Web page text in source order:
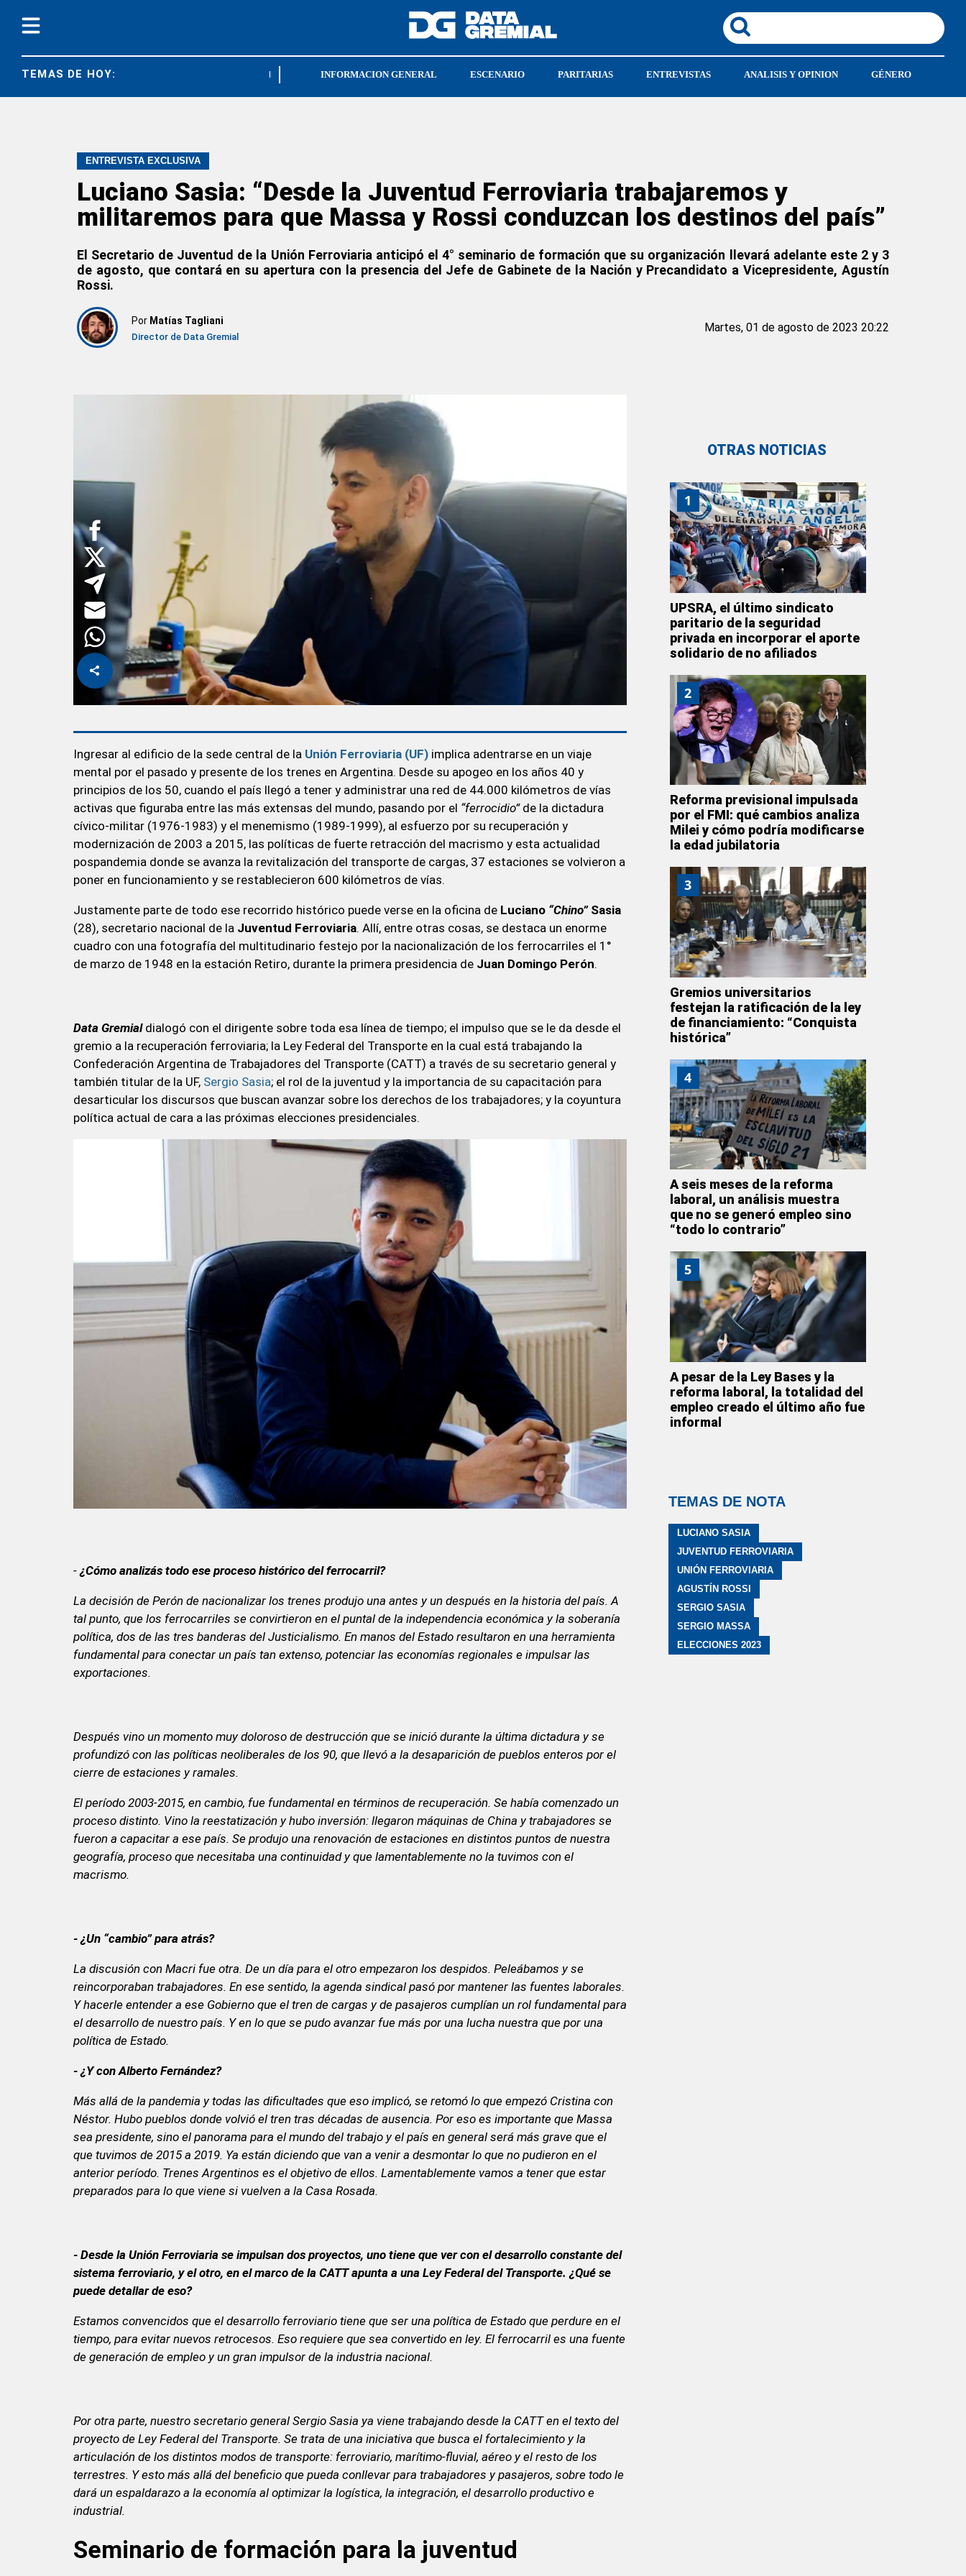
TEMAS DE HOY: FEDUN ATE NACIONAL
INFORMACION GENERAL ESCENARIO PARITARIAS ENTREVISTAS ANALISIS Y OPINION GÉNERO
ENTREVISTA EXCLUSIVA
Luciano Sasia: “Desde la Juventud Ferroviaria trabajaremos y
militaremos para que Massa y Rossi conduzcan los destinos del país”
El Secretario de Juventud de la Unión Ferroviaria anticipó el 4° seminario de formación que su organización llevará adelante este 2 y 3
de agosto, que contará en su apertura con la presencia del Jefe de Gabinete de la Nación y Precandidato a Vicepresidente, Agustín
Rossi.
Por Matías Tagliani
Director de Data Gremial
Martes, 01 de agosto de 2023 20:22
Ingresar al edificio de la sede central de la Unión Ferroviaria (UF) implica adentrarse en un viaje
mental por el pasado y presente de los trenes en Argentina. Desde su apogeo en los años 40 y
principios de los 50, cuando el país llegó a tener y administrar una red de 44.000 kilómetros de vías
activas que figuraba entre las más extensas del mundo, pasando por el “ferrocidio”de la dictadura
cívico-militar (1976-1983) y el menemismo (1989-1999), al esfuerzo por su recuperación y
modernización de 2003 a 2015, las políticas de fuerte retracción del macrismo y esta actualidad
pospandemia donde se avanza la revitalización del transporte de cargas, 37 estaciones se volvieron a
poner en funcionamiento y se restablecieron 600 kilómetros de vías.
Justamente parte de todo ese recorrido histórico puede verse en la oficina de Luciano “Chino”Sasia
(28), secretario nacional de la Juventud Ferroviaria. Allí, entre otras cosas, se destaca un enorme
cuadro con una fotografía del multitudinario festejo por la nacionalización de los ferrocarriles el 1°
de marzo de 1948 en la estación Retiro, durante la primera presidencia de Juan Domingo Perón.
Data Gremialdialogó con el dirigente sobre toda esa línea de tiempo; el impulso que se le da desde el
gremio a la recuperación ferroviaria; la Ley Federal del Transporte en la cual está trabajando la
Confederación Argentina de Trabajadores del Transporte (CATT) a través de su secretario general y
también titular de la UF, Sergio Sasia; el rol de la juventud y la importancia de su capacitación para
desarticular los discursos que buscan avanzar sobre los derechos de los trabajadores; y la coyuntura
política actual de cara a las próximas elecciones presidenciales.
-¿Cómo analizás todo ese proceso histórico del ferrocarril?
La decisión de Perón de nacionalizar los trenes produjo una antes y un después en la historia del país. A
tal punto, que los ferrocarriles se convirtieron en el puntal de la independencia económica y la soberanía
política, dos de las tres banderas del Justicialismo. En manos del Estado resultaron en una herramienta
fundamental para conectar un país tan extenso, potenciar las economías regionales e impulsar las
exportaciones.
Después vino un momento muy doloroso de destrucción que se inició durante la última dictadura y se
profundizó con las políticas neoliberales de los 90, que llevó a la desaparición de pueblos enteros por el
cierre de estaciones y ramales.
El período 2003-2015, en cambio, fue fundamental en términos de recuperación. Se había comenzado un
proceso distinto. Vino la reestatización y hubo inversión: llegaron máquinas de China y trabajadores se
fueron a capacitar a ese país. Se produjo una renovación de estaciones en distintos puntos de nuestra
geografía, proceso que necesitaba una continuidad y que lamentablemente no la tuvimos con el
macrismo.
- ¿Un “cambio” para atrás?
La discusión con Macri fue otra. De un día para el otro empezaron los despidos. Peleábamos y se
reincorporaban trabajadores. En ese sentido, la agenda sindical pasó por mantener las fuentes laborales.
Y hacerle entender a ese Gobierno que el tren de cargas y de pasajeros cumplían un rol fundamental para
el desarrollo de nuestro país. Y en lo que se pudo avanzar fue más por una lucha nuestra que por una
política de Estado.
- ¿Y con Alberto Fernández?
Más allá de la pandemia y todas las dificultades que eso implicó, se retomó lo que empezó Cristina con
Néstor. Hubo pueblos donde volvió el tren tras décadas de ausencia. Por eso es importante que Massa
sea presidente, sino el panorama para el mundo del trabajo y el país en general será más grave que el
que tuvimos de 2015 a 2019. Ya están diciendo que van a venir a desmontar lo que no pudieron en el
anterior período. Trenes Argentinos es el objetivo de ellos. Lamentablemente vamos a tener que estar
preparados para lo que viene si vuelven a la Casa Rosada.
- Desde la Unión Ferroviaria se impulsan dos proyectos, uno tiene que ver con el desarrollo constante del
sistema ferroviario, y el otro, en el marco de la CATT apunta a una Ley Federal del Transporte. ¿Qué se
puede detallar de eso?
Estamos convencidos que el desarrollo ferroviario tiene que ser una política de Estado que perdure en el
tiempo, para evitar nuevos retrocesos. Eso requiere que sea convertido en ley. El ferrocarril es una fuente
de generación de empleo y un gran impulsor de la industria nacional.
Por otra parte, nuestro secretario general Sergio Sasia ya viene trabajando desde la CATT en el texto del
proyecto de Ley Federal del Transporte. Se trata de una iniciativa que busca el fortalecimiento y la
articulación de los distintos modos de transporte: ferroviario, marítimo-fluvial, aéreo y el resto de los
terrestres. Y esto más allá del beneficio que pueda conllevar para trabajadores y pasajeros, sobre todo le
dará un espaldarazo a la economía al optimizar la logística, la integración, el desarrollo productivo e
industrial.
Seminario de formación para la juventud
OTRAS NOTICIAS
1
UPSRA, el último sindicato
paritario de la seguridad
privada en incorporar el aporte
solidario de no afiliados
2
Reforma previsional impulsada
por el FMI: qué cambios analiza
Milei y cómo podría modificarse
la edad jubilatoria
3
Gremios universitarios
festejan la ratificación de la ley
de financiamiento: “Conquista
histórica”
4
A seis meses de la reforma
laboral, un análisis muestra
que no se generó empleo sino
“todo lo contrario”
5
A pesar de la Ley Bases y la
reforma laboral, la totalidad del
empleo creado el último año fue
informal
TEMAS DE NOTA
LUCIANO SASIA
JUVENTUD FERROVIARIA
UNIÓN FERROVIARIA
AGUSTÍN ROSSI
SERGIO SASIA
SERGIO MASSA
ELECCIONES 2023